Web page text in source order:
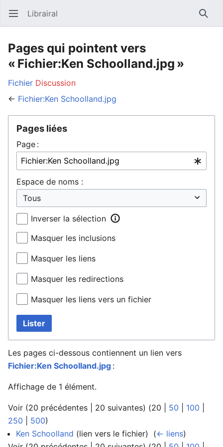
Ouvrir le menu principal Librairal
Pages qui pointent vers
« Fichier:Ken Schoolland.jpg »
Fichier Discussion
← Fichier:Ken Schoolland.jpg
Pages liées
Page :
Espace de noms :
Inverser la sélection
Masquer les inclusions
Masquer les liens
Masquer les redirections
Masquer les liens vers un fichier
Lister
Les pages ci-dessous contiennent un lien vers
Fichier:Ken Schoolland.jpg :
Affichage de 1 élément.
Voir (20 précédentes 20 suivantes) (20 50 100
250
500)
Ken Schoolland (lien vers le fichier) ‎ (← liens)